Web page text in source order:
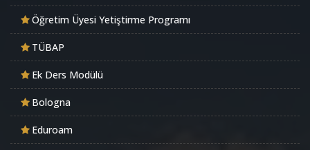
Öğretim Üyesi Yetiştirme Programı
TÜBAP
Ek Ders Modülü
Bologna
Eduroam